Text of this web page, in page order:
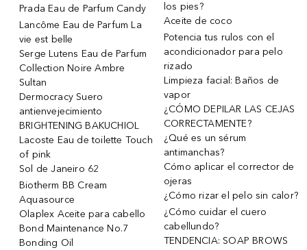
Prada Eau de Parfum Candy
Lancôme Eau de Parfum La
vie est belle
Serge Lutens Eau de Parfum
Collection Noire Ambre
Sultan
Dermocracy Suero
antienvejecimiento
BRIGHTENING BAKUCHIOL
Lacoste Eau de toilette Touch
of pink
Sol de Janeiro 62
Biotherm BB Cream
Aquasource
Olaplex Aceite para cabello
Bond Maintenance No.7
Bonding Oil
los pies?
Aceite de coco
Potencia tus rulos con el
acondicionador para pelo
rizado
Limpieza facial: Baños de
vapor
¿CÓMO DEPILAR LAS CEJAS
CORRECTAMENTE?
¿Qué es un sérum
antimanchas?
Cómo aplicar el corrector de
ojeras
¿Cómo rizar el pelo sin calor?
¿Cómo cuidar el cuero
cabellundo?
TENDENCIA: SOAP BROWS